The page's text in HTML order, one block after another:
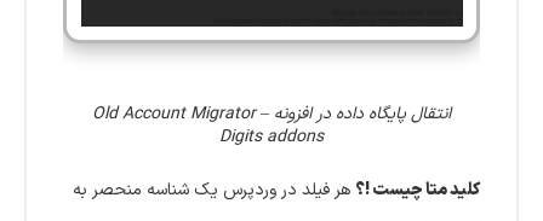
انتقال پایگاه داده در افزونه Old Account Migrator –
Digits addons
کلید متا چیست !؟ هر فیلد در وردپرس یک شناسه منحصر به